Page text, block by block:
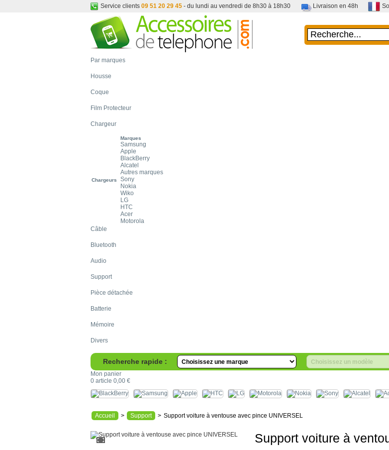
Par marques
Housse
Coque
Film Protecteur
Chargeur
Chargeurs
Marques
Samsung
Apple
BlackBerry
Alcatel
Autres marques
Sony
Nokia
Wiko
LG
HTC
Acer
Motorola
Câble
Bluetooth
Audio
Support
Pièce détachée
Batterie
Mémoire
Divers
Recherche rapide :
Mon panier
0 article 0,00 €
Accueil > Support > Support voiture à ventouse avec pince UNIVERSEL
Support voiture à
Service clients 09 51 20 29 45 - du lundi au vendredi de 8h30 à 18h30 Livraison en 48h